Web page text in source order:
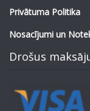
Privātuma Politika
Nosacījumi un
Drošus